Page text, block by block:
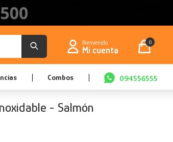
Combos 094556555
0
- Salmón